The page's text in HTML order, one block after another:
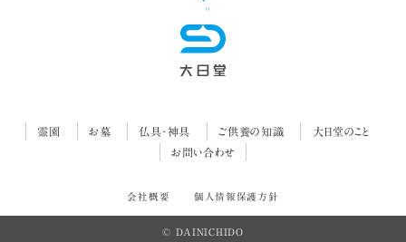
霊園 お墓 仏具・神具 ご供養の知識
大日堂のこと
お問い合わせ
会社概要 個人情報保護方針
© DAINICHIDO